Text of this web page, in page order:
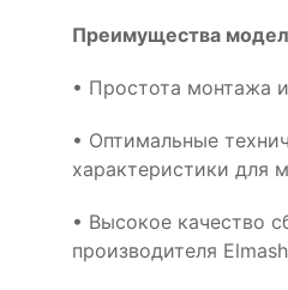
Преимущества
• Простота монтажа
• Оптимальные
характеристики для
• Высокое качество
производителя Elmash